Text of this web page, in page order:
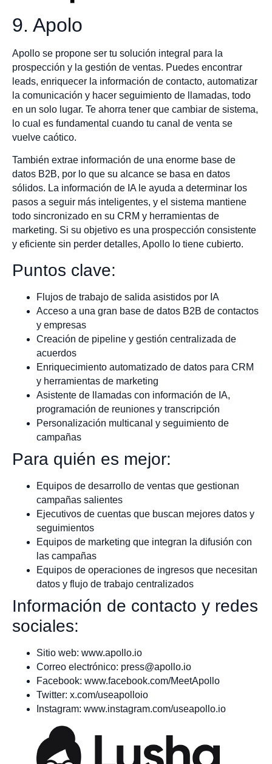
9. Apolo
Apollo se propone ser tu solución integral para la
prospección y la gestión de ventas. Puedes encontrar
leads, enriquecer la información de contacto, automatizar
la comunicación y hacer seguimiento de llamadas, todo
en un solo lugar. Te ahorra tener que cambiar de sistema,
lo cual es fundamental cuando tu canal de venta se
vuelve caótico.
También extrae información de una enorme base de
datos B2B, por lo que su alcance se basa en datos
sólidos. La información de IA le ayuda a determinar los
pasos a seguir más inteligentes, y el sistema mantiene
todo sincronizado en su CRM y herramientas de
marketing. Si su objetivo es una prospección consistente
y eficiente sin perder detalles, Apollo lo tiene cubierto.
Puntos clave:
Flujos de trabajo de salida asistidos por IA
Acceso a una gran base de datos B2B de contactos
y empresas
Creación de pipeline y gestión centralizada de
acuerdos
Enriquecimiento automatizado de datos para CRM
y herramientas de marketing
Asistente de llamadas con información de IA,
programación de reuniones y transcripción
Personalización multicanal y seguimiento de
campañas
Para quién es mejor:
Equipos de desarrollo de ventas que gestionan
campañas salientes
Ejecutivos de cuentas que buscan mejores datos y
seguimientos
Equipos de marketing que integran la difusión con
las campañas
Equipos de operaciones de ingresos que necesitan
datos y flujo de trabajo centralizados
Información de contacto y redes
sociales:
Sitio web: www.apollo.io
Correo electrónico: press@apollo.io
Facebook: www.facebook.com/MeetApollo
Twitter: x.com/useapolloio
Instagram: www.instagram.com/useapollo.io